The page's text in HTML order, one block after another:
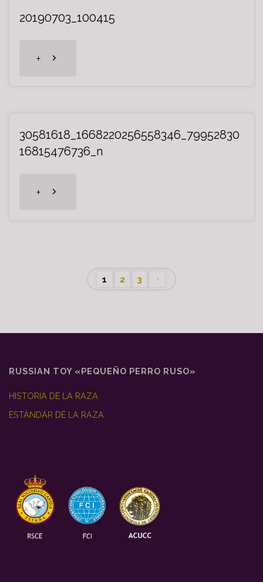
20190703_100415
+ "20190703_100415"
30581618_1668220256558346_79952830
16815476736_n
+
de
entradas
1 2 3
RUSSIAN TOY «PEQUEÑO PERRO RUSO»
HISTORIA DE LA RAZA
ESTÁNDAR DE LA RAZA